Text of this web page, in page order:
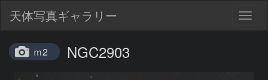
天体写真ギャラリー
ｍ2 NGC2903